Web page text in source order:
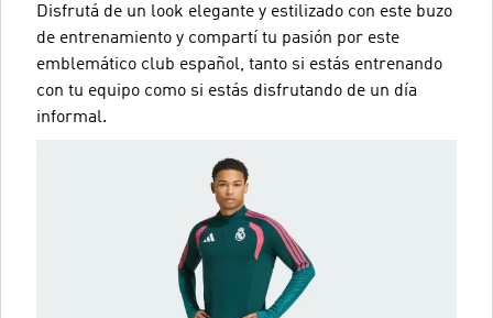
Disfrutá de un look elegante y estilizado con este buzo
de entrenamiento y compartí tu pasión por este
emblemático club español, tanto si estás entrenando
con tu equipo como si estás disfrutando de un día
informal.